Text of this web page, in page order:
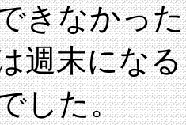
きなかっ
末になる
した。